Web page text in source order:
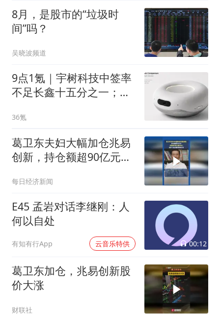
8月，是股市的“垃圾时
间”吗？
吴晓波频道
9点1氪｜宇树科技中签率
不足长鑫十五分之一；东
改票；雪佛兰将停止在华
销售
36氪
葛卫东夫妇大幅加仓兆易
创新，持仓额超90亿元！
每日经济新闻
E45 孟岩对话李继刚：人
何以自处
有知有行App 云音乐特供 00:12
葛卫东加仓，兆易创新股
价大涨
财联社